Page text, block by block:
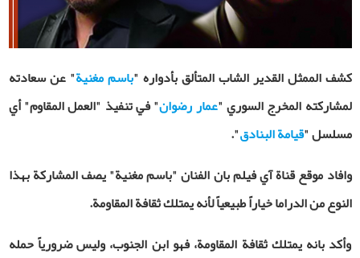
كشف الممثل القدير الشاب المتألق بأدواره "باسم مغنية" عن سعادته
لمشاركته المخرج السوري "عمار رضوان" في تنفيذ "العمل المقاوم" أي
مسلسل "قيامة البنادق".
وافاد موقع قناة آي فيلم بان الفنان "باسم مغنية" يصف المشاركة بهذا
النوع من الدراما خياراً طبيعياً لأنه يمتلك ثقافة المقاومة.
وأكد بانه يمتلك ثقافة المقاومة، فهو ابن الجنوب، وليس ضرورياً حمله